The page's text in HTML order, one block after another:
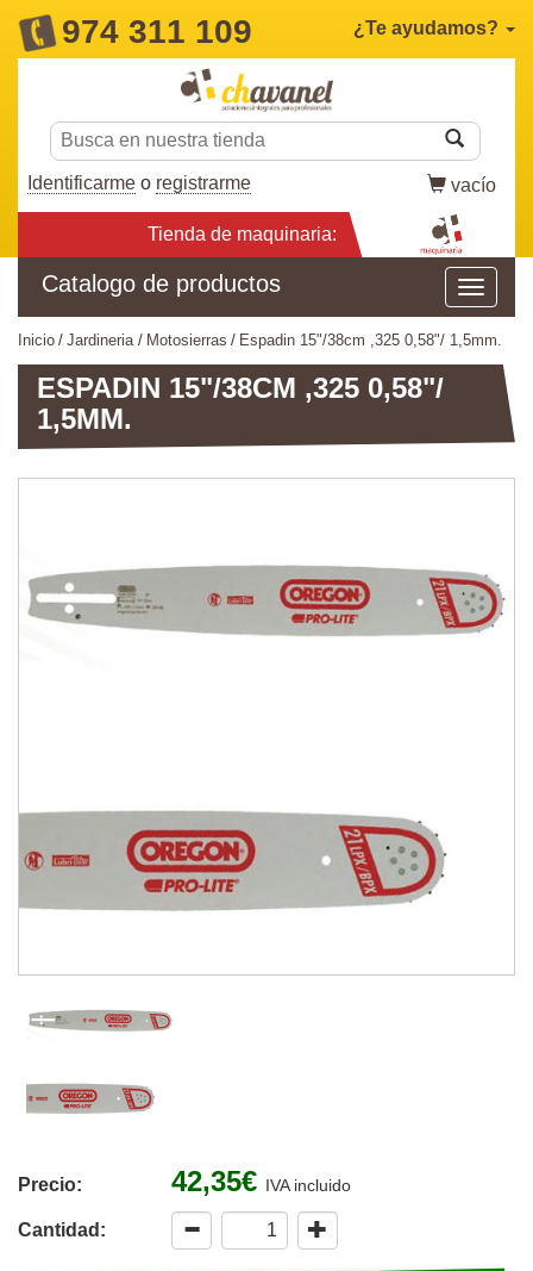
974 311 109 ¿Te ayudamos?
Identificarme o registrarme vacío
Tienda de maquinaria:
Catalogo de productos
inicio jardineria motosierras espadin 15"/38cm ,325 0,58"/ 1,5mm.
ESPADIN 15"/38CM ,325 0,58"/
1,5MM.
Precio: 42,35€ IVA incluido
Cantidad: